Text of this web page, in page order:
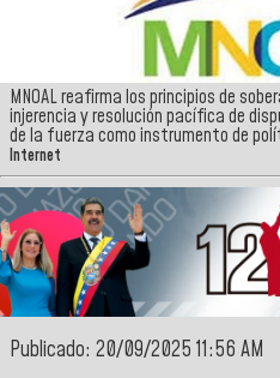
MNOAL reafirma los principios de
injerencia y resolución pacífica de
de la fuerza como instrumento de
Internet
Publicado: 20/09/2025 11:56 AM